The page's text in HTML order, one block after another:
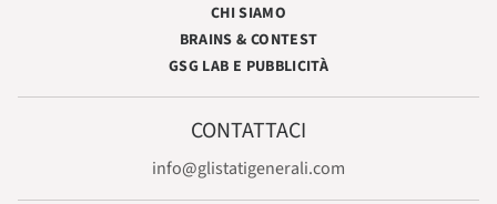
CHI SIAMO
BRAINS & CONTEST
GSG LAB E PUBBLICITÀ
CONTATTACI
info@glistatigenerali.com